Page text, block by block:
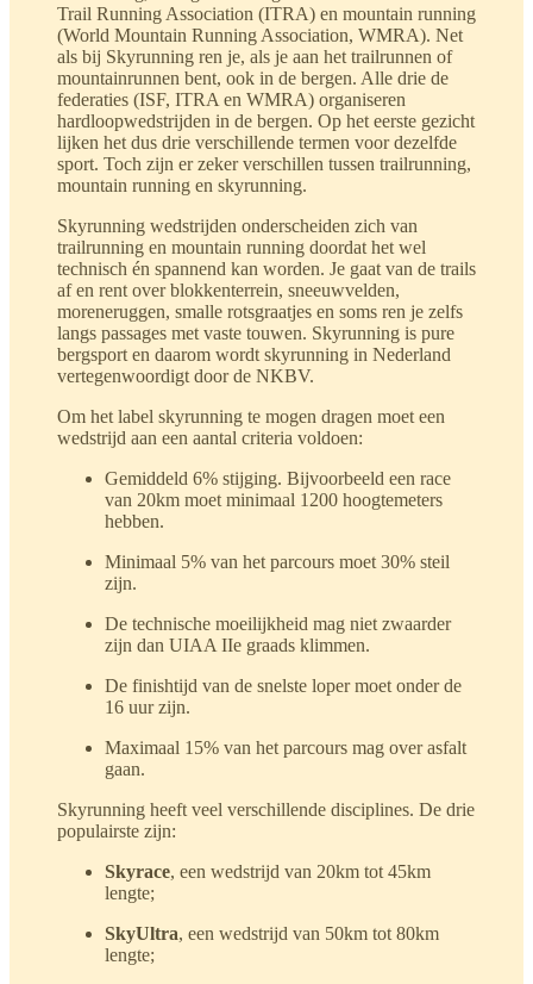
Trail Running Association (ITRA) en mountain running
(World Mountain Running Association, WMRA). Net
als bij Skyrunning ren je, als je aan het trailrunnen of
mountainrunnen bent, ook in de bergen. Alle drie de
federaties (ISF, ITRA en WMRA) organiseren
hardloopwedstrijden in de bergen. Op het eerste gezicht
lijken het dus drie verschillende termen voor dezelfde
sport. Toch zijn er zeker verschillen tussen trailrunning,
mountain running en skyrunning.
Skyrunning wedstrijden onderscheiden zich van
trailrunning en mountain running doordat het wel
technisch én spannend kan worden. Je gaat van de trails
af en rent over blokkenterrein, sneeuwvelden,
moreneruggen, smalle rotsgraatjes en soms ren je zelfs
langs passages met vaste touwen. Skyrunning is pure
bergsport en daarom wordt skyrunning in Nederland
vertegenwoordigt door de NKBV.
Om het label skyrunning te mogen dragen moet een
wedstrijd aan een aantal criteria voldoen:
Gemiddeld 6% stijging. Bijvoorbeeld een race
van 20km moet minimaal 1200 hoogtemeters
hebben.
Minimaal 5% van het parcours moet 30% steil
zijn.
De technische moeilijkheid mag niet zwaarder
zijn dan UIAA IIe graads klimmen.
De finishtijd van de snelste loper moet onder de
16 uur zijn.
Maximaal 15% van het parcours mag over asfalt
gaan.
Skyrunning heeft veel verschillende disciplines. De drie
populairste zijn:
Skyrace, een wedstrijd van 20km tot 45km
lengte;
SkyUltra, een wedstrijd van 50km tot 80km
lengte;